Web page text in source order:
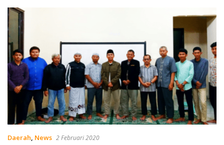
Daerah, News 2 Februari 2020